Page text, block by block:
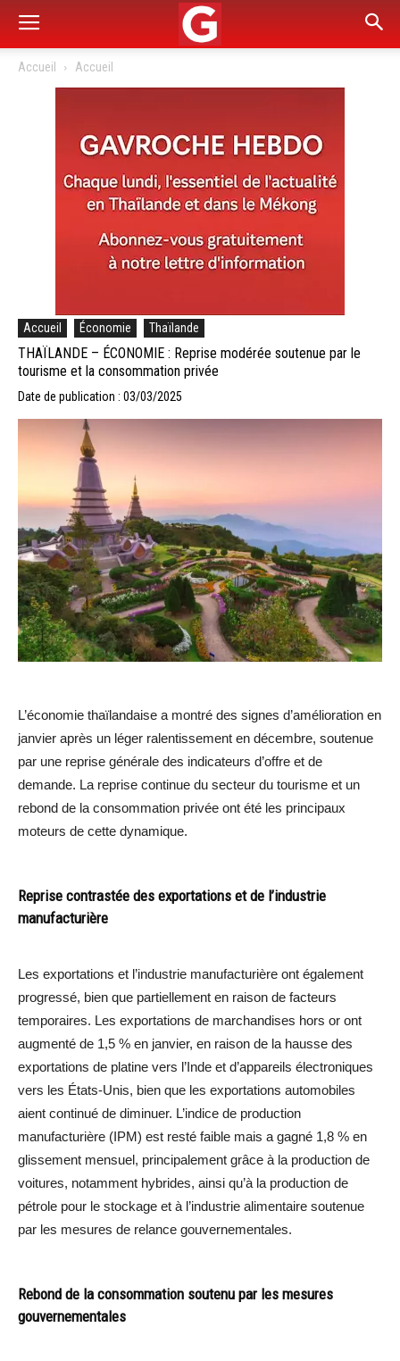
Accueil Accueil
Accueil Économie Thaïlande
THAÏLANDE – ÉCONOMIE : Reprise modérée soutenue par le
tourisme et la consommation privée
Date de publication : 03/03/2025
L’économie thaïlandaise a montré des signes d’amélioration en
janvier après un léger ralentissement en décembre, soutenue
par une reprise générale des indicateurs d’offre et de
demande. La reprise continue du secteur du tourisme et un
rebond de la consommation privée ont été les principaux
moteurs de cette dynamique.
Reprise contrastée des exportations et de l’industrie
manufacturière
Les exportations et l’industrie manufacturière ont également
progressé, bien que partiellement en raison de facteurs
temporaires. Les exportations de marchandises hors or ont
augmenté de 1,5 % en janvier, en raison de la hausse des
exportations de platine vers l’Inde et d’appareils électroniques
vers les États-Unis, bien que les exportations automobiles
aient continué de diminuer. L’indice de production
manufacturière (IPM) est resté faible mais a gagné 1,8 % en
glissement mensuel, principalement grâce à la production de
voitures, notamment hybrides, ainsi qu’à la production de
pétrole pour le stockage et à l’industrie alimentaire soutenue
par les mesures de relance gouvernementales.
Rebond de la consommation soutenu par les mesures
gouvernementales